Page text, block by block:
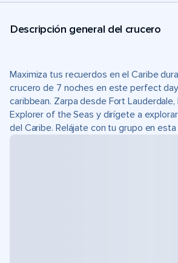
Descripción general del crucero
Maximiza tus recuerdos en el Caribe
crucero de 7 noches en este perfect
caribbean. Zarpa desde Fort
Explorer of the Seas y dirígete a
del Caribe. Relájate con tu grupo en